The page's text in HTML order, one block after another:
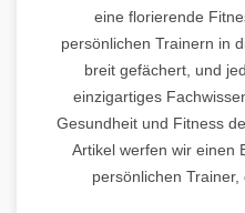
eine florierende
persönlichen Trainern in
breit gefächert, und
einzigartiges
Gesundheit und Fitness
Artikel werfen wir einen
persönlichen Trainer,